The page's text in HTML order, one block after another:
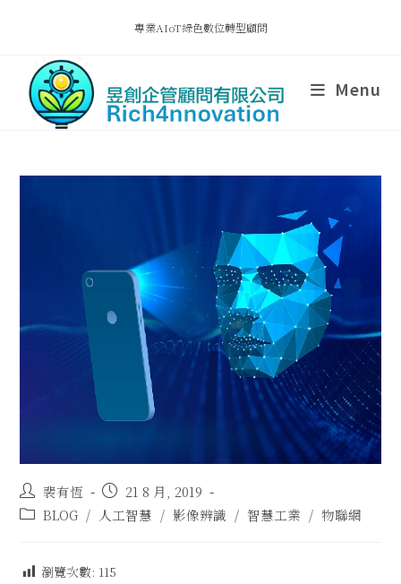
專業AIoT綠色數位轉型顧問
Menu
裴有恆
21 8 月, 2019
BLOG / 人工智慧 / 影像辨識 / 智慧工業 / 物聯網
瀏覽次數: 115